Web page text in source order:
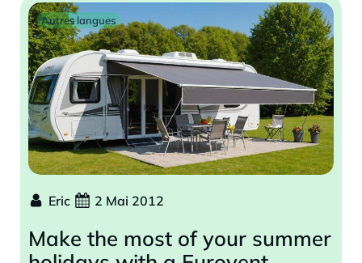
Autres langues
Eric 2 Mai 2012
Make the most of your summer